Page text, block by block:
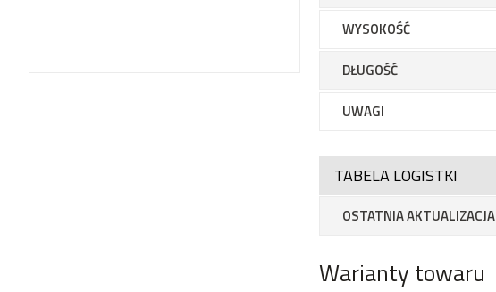
WYSOKOŚĆ
DŁUGOŚĆ
UWAGI
TABELA LOGISTKI
OSTATNIA AKTUALIZACJA
Warianty towaru